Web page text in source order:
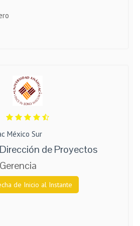
México Sur
de Proyectos
de Inicio al Instante